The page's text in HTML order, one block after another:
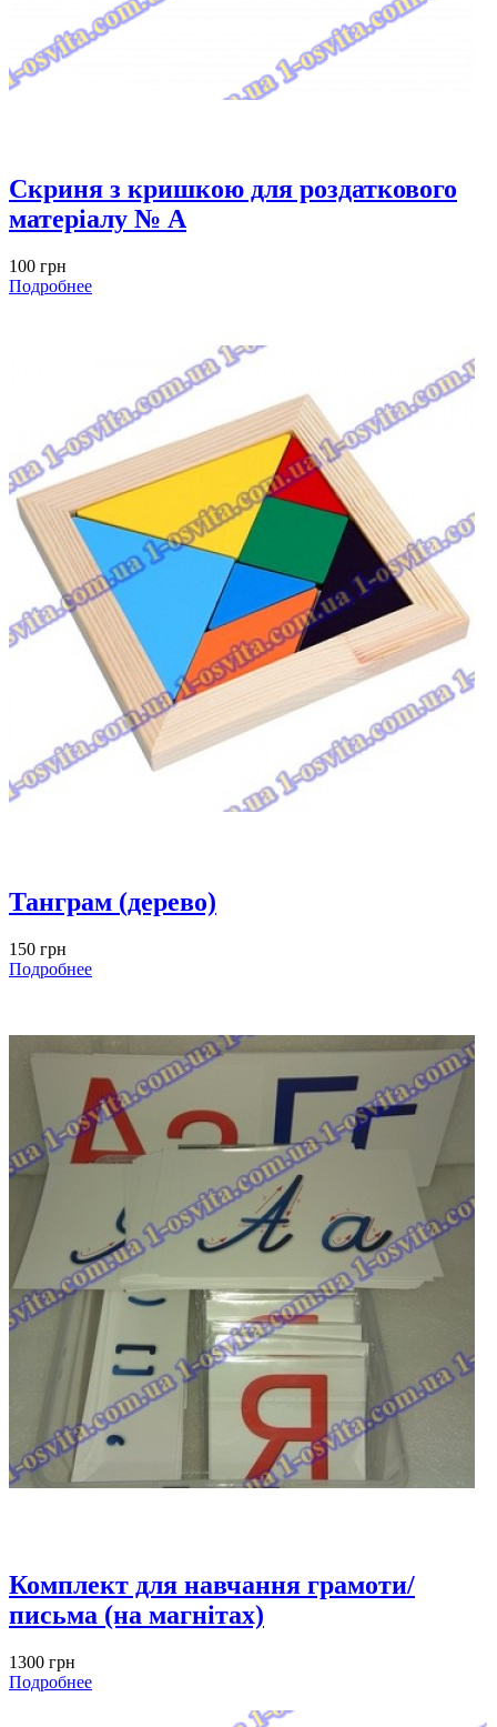
Скриня з кришкою для роздаткового
матеріалу № A
100 грн
Подробнее
Танграм (дерево)
150 грн
Подробнее
Комплект для навчання грамоти/
письма (на магнітах)
1300 грн
Подробнее